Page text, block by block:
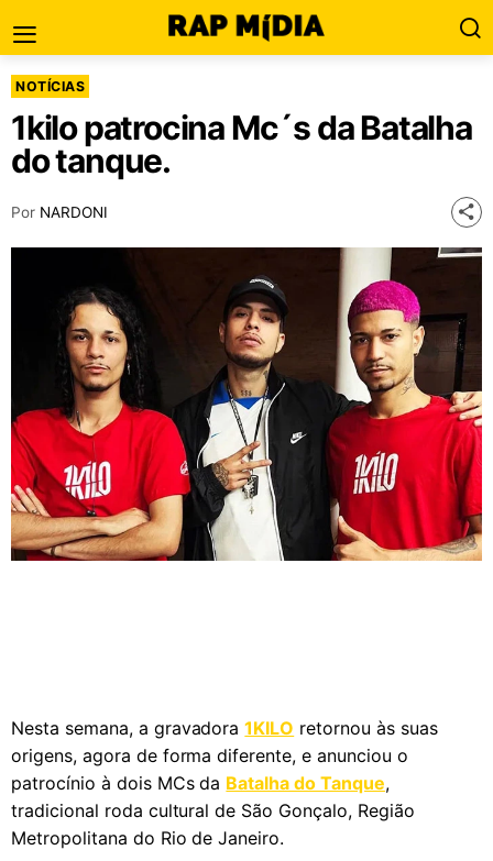
NOTÍCIAS
1kilo patrocina Mc´s da Batalha
do tanque.
Por NARDONI
Nesta semana, a gravadora1KILO retornou às suas
origens, agora de forma diferente, e anunciou o
patrocínio à dois MCs da Batalha do Tanque,
tradicional roda cultural de São Gonçalo, Região
Metropolitana do Rio de Janeiro.